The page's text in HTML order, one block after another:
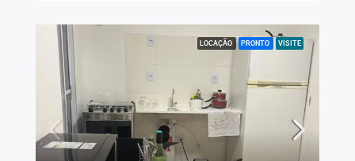
LOCAÇÃO PRONTO VISITE